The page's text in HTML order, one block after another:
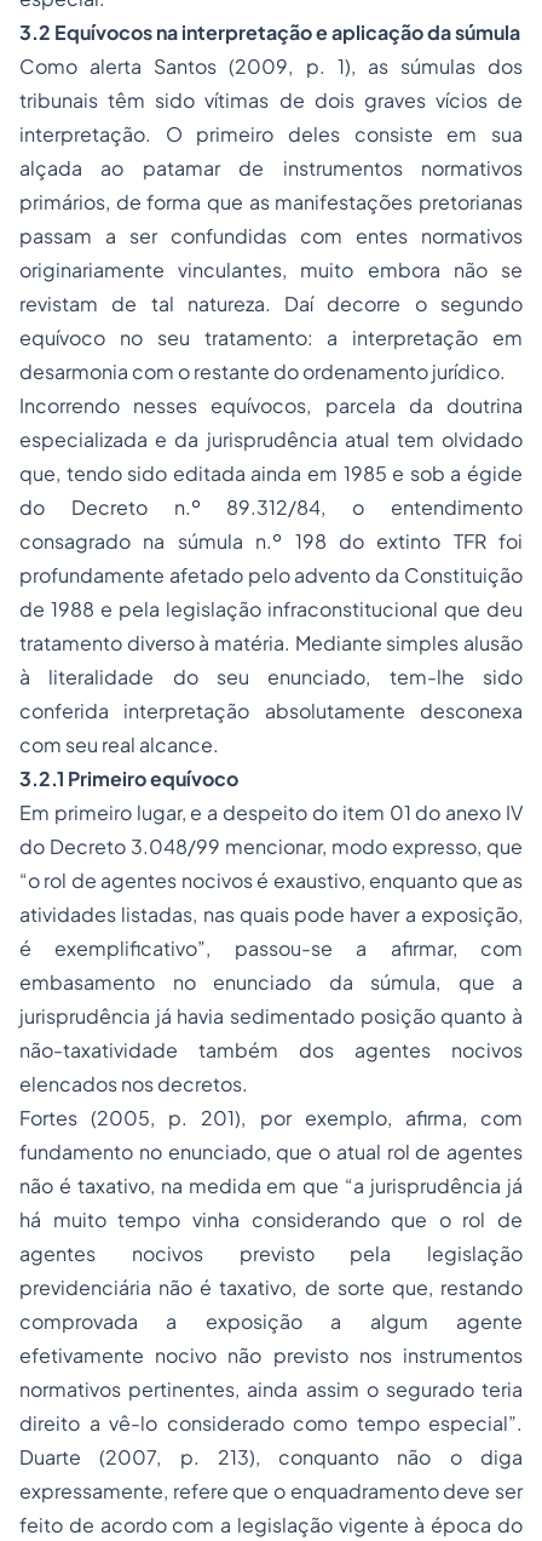
3.2 Equívocos na interpretação e aplicação da súmula
Como alerta Santos (2009, p. 1), as súmulas dos
tribunais têm sido vítimas de dois graves vícios de
interpretação. O primeiro deles consiste em sua
alçada ao patamar de instrumentos normativos
primários, de forma que as manifestações pretorianas
passam a ser confundidas com entes normativos
originariamente vinculantes, muito embora não se
revistam de tal natureza. Daí decorre o segundo
equívoco no seu tratamento: a interpretação em
desarmonia com o restante do ordenamento jurídico.
Incorrendo nesses equívocos, parcela da doutrina
especializada e da jurisprudência atual tem olvidado
que, tendo sido editada ainda em 1985 e sob a égide
do Decreto n.º 89.312/84, o entendimento
consagrado na súmula n.º 198 do extinto TFR foi
profundamente afetado pelo advento da Constituição
de 1988 e pela legislação infraconstitucional que deu
tratamento diverso à matéria. Mediante simples alusão
à literalidade do seu enunciado, tem-lhe sido
conferida interpretação absolutamente desconexa
com seu real alcance.
3.2.1 Primeiro equívoco
Em primeiro lugar, e a despeito do item 01 do anexo IV
do Decreto 3.048/99 mencionar, modo expresso, que
“o rol de agentes nocivos é exaustivo, enquanto que as
atividades listadas, nas quais pode haver a exposição,
é exemplificativo”, passou-se a afirmar, com
embasamento no enunciado da súmula, que a
jurisprudência já havia sedimentado posição quanto à
não-taxatividade também dos agentes nocivos
elencados nos decretos.
Fortes (2005, p. 201), por exemplo, afirma, com
fundamento no enunciado, que o atual rol de agentes
não é taxativo, na medida em que “a jurisprudência já
há muito tempo vinha considerando que o rol de
agentes nocivos previsto pela legislação
previdenciária não é taxativo, de sorte que, restando
comprovada a exposição a algum agente
efetivamente nocivo não previsto nos instrumentos
normativos pertinentes, ainda assim o segurado teria
direito a vê-lo considerado como tempo especial”.
Duarte (2007, p. 213), conquanto não o diga
expressamente, refere que o enquadramento deve ser
feito de acordo com a legislação vigente à época do